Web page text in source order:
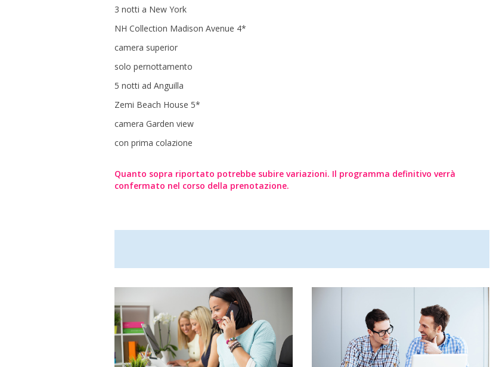
3 notti a New York
NH Collection Madison Avenue 4*
camera superior
solo pernottamento
5 notti ad Anguilla
Zemi Beach House 5*
camera Garden view
con prima colazione
Quanto sopra riportato potrebbe subire variazioni. Il programma definitivo verrà
confermato nel corso della prenotazione.